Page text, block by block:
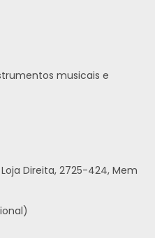
musicais e
Direita, 2725-424, Mem